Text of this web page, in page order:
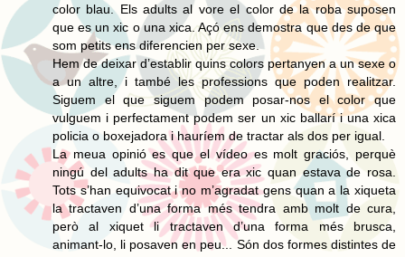
color blau. Els adults al vore el color de la roba suposen
que es un xic o una xica. Açó ens demostra que des de que
som petits ens diferencien per sexe.
Hem de deixar d’establir quins colors pertanyen a un sexe o
a un altre, i també les professions que poden realitzar.
Siguem el que siguem podem posar-nos el color que
vulguem i perfectament podem ser un xic ballarí i una xica
policia o boxejadora i hauríem de tractar als dos per igual.
La meua opinió es que el vídeo es molt graciós, perquè
ningú del adults ha dit que era xic quan estava de rosa.
Tots s’han equivocat i no m’agradat gens quan a la xiqueta
la tractaven d’una forma més tendra amb molt de cura,
però al xiquet li tractaven d’una forma més brusca,
animant-lo, li posaven en peu... Són dos formes distintes de